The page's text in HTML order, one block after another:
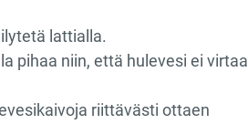
lattialla.
pihaa niin, että hulevesi ei virtaa
riittävästi ottaen